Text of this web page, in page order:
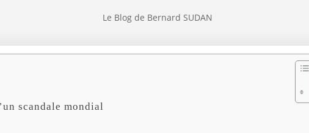
Le Blog de Bernard SUDAN
scandale mondial